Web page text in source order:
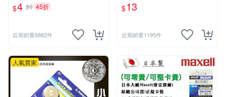
28鹼性ALKALINE遙控器門鈴
$4 $9 45折
近期銷量6882件
$13
近期銷量1195件
人氣賣家